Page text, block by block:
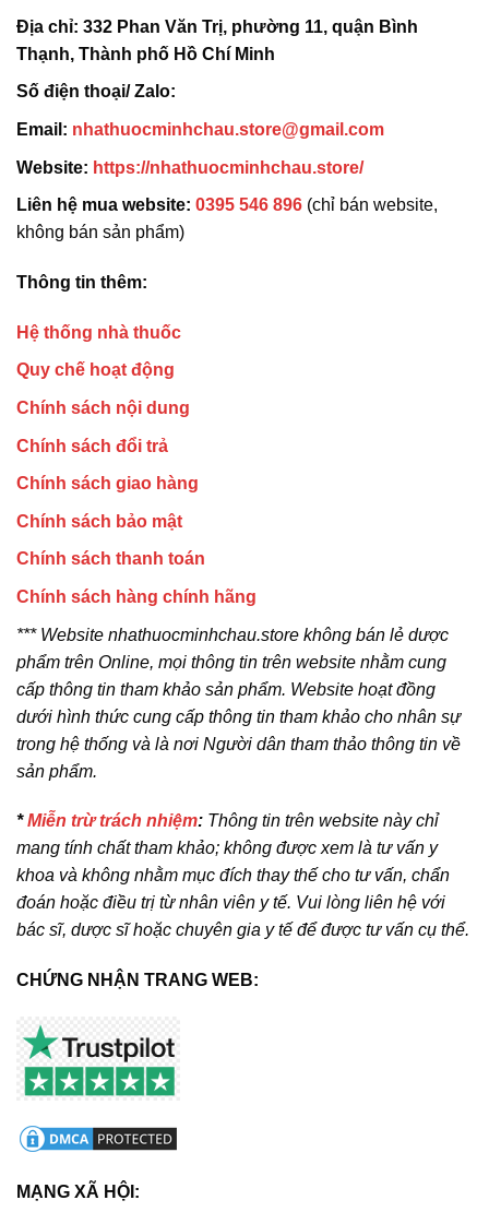
Địa chỉ: 332 Phan Văn Trị, phường 11, quận Bình
Thạnh, Thành phố Hồ Chí Minh
Số điện thoại/ Zalo:
Email: nhathuocminhchau.store@gmail.com
Website: https://nhathuocminhchau.store/
Liên hệ mua website: 0395 546 896 (chỉ bán website,
không bán sản phẩm)
Thông tin thêm:
Hệ thống nhà thuốc
Quy chế hoạt động
Chính sách nội dung
Chính sách đổi trả
Chính sách giao hàng
Chính sách bảo mật
Chính sách thanh toán
Chính sách hàng chính hãng
*** Website nhathuocminhchau.store không bán lẻ dược
phẩm trên Online, mọi thông tin trên website nhằm cung
cấp thông tin tham khảo sản phẩm. Website hoạt đồng
dưới hình thức cung cấp thông tin tham khảo cho nhân sự
trong hệ thống và là nơi Người dân tham thảo thông tin về
sản phẩm.
*Miễn trừ trách nhiệm: Thông tin trên website này chỉ
mang tính chất tham khảo; không được xem là tư vấn y
khoa và không nhằm mục đích thay thế cho tư vấn, chẩn
đoán hoặc điều trị từ nhân viên y tế. Vui lòng liên hệ với
bác sĩ, dược sĩ hoặc chuyên gia y tế để được tư vấn cụ thể.
CHỨNG NHẬN TRANG WEB:
MẠNG XÃ HỘI: